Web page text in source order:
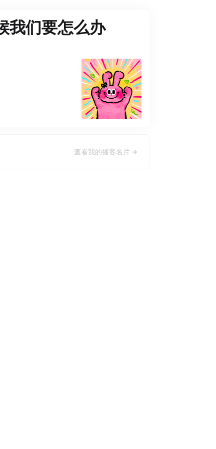
我们要怎么办
查看我的播客名片